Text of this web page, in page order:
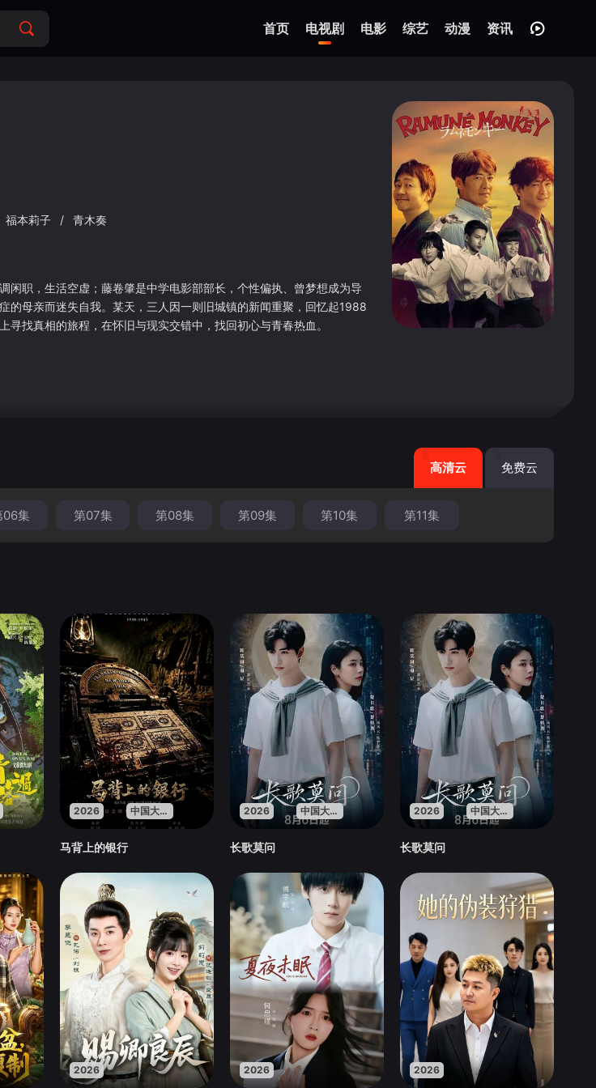
首页 电视剧 电影 综艺 动漫 资讯
福本莉子 /
青木奏
职，生活空虚；藤卷肇是中学电影部部长，个性偏执、曾梦想成为导
的母亲而迷失自我。某天，三人因一则旧城镇的新闻重聚，回忆起1988
找真相的旅程，在怀旧与现实交错中，找回初心与青春热血。
高清云 免费云
06集 第07集 第08集 第09集 第10集 第11集
2026 中国大陆
马背上的银行
2026 中国大陆
长歌莫问
2026 中国大陆
长歌莫问
2026 2026 2026